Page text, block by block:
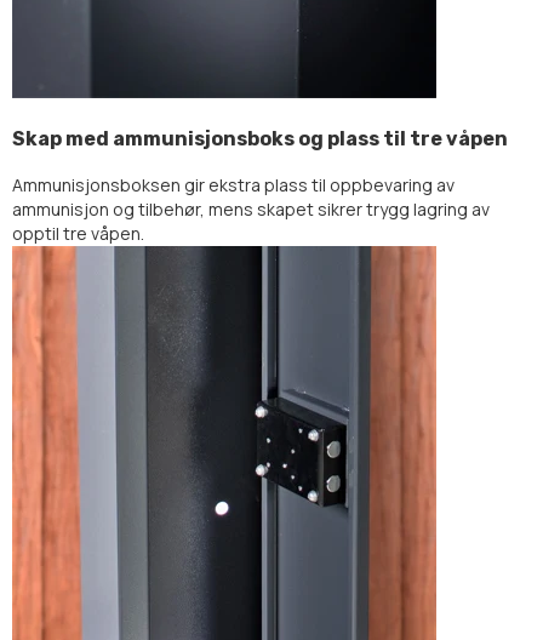
Skap med ammunisjonsboks og plass til tre våpen
Ammunisjonsboksen gir ekstra plass til oppbevaring av
ammunisjon og tilbehør, mens skapet sikrer trygg lagring av
opptil tre våpen.